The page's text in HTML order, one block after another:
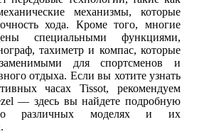
механизмы, которые
хода. Кроме того, многие
специальными функциями,
тахиметр и компас, которые
для спортсменов и
отдыха. Если вы хотите узнать
часах Tissot, рекомендуем
— здесь вы найдете подробную
различных моделях и их